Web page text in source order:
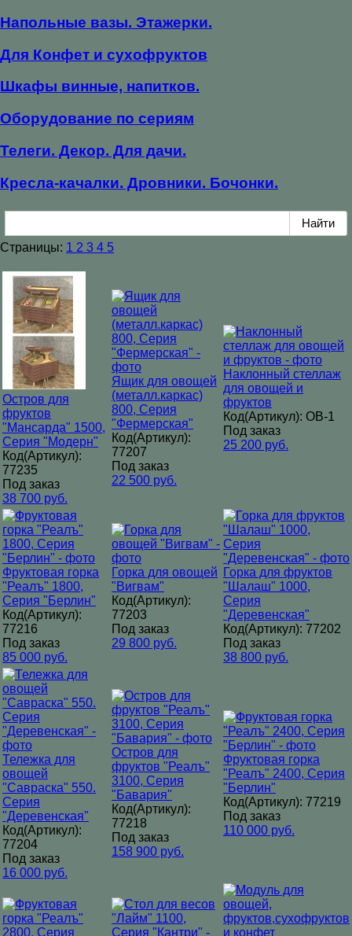
Напольные вазы. Этажерки.
Для Конфет и сухофруктов
Шкафы винные, напитков.
Оборудование по сериям
Телеги. Декор. Для дачи.
Кресла-качалки. Дровники. Бочонки.
Страницы: 1 2 3 4 5
Остров для
фруктов
"Мансарда" 1500,
Серия "Модерн"
Код(Артикул):
77235
Под заказ
38 700 руб.
Ящик для овощей
(металл.каркас)
800, Серия
"Фермерская"
Код(Артикул):
77207
Под заказ
22 500 руб.
Наклонный стеллаж
для овощей и
фруктов
Код(Артикул): ОВ-1
Под заказ
25 200 руб.
Фруктовая горка
"Реалъ" 1800,
Серия "Берлин"
Код(Артикул):
77216
Под заказ
85 000 руб.
Горка для овощей
"Вигвам"
Код(Артикул):
77203
Под заказ
29 800 руб.
Горка для фруктов
"Шалаш" 1000,
Серия
"Деревенская"
Код(Артикул): 77202
Под заказ
38 800 руб.
Тележка для
овощей
"Савраска" 550.
Серия
"Деревенская"
Код(Артикул):
77204
Под заказ
16 000 руб.
Остров для
фруктов "Реалъ"
3100, Серия
"Бавария"
Код(Артикул):
77218
Под заказ
158 900 руб.
Фруктовая горка
"Реалъ" 2400, Серия
"Берлин"
Код(Артикул): 77219
Под заказ
110 000 руб.